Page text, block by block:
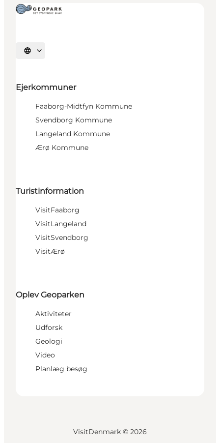
Vælg sprog
Ejerkommuner
Faaborg-Midtfyn Kommune
Svendborg Kommune
Langeland Kommune
Ærø Kommune
Turistinformation
VisitFaaborg
VisitLangeland
VisitSvendborg
VisitÆrø
Oplev Geoparken
Aktiviteter
Udforsk
Geologi
Video
Planlæg besøg
VisitDenmark © 2026